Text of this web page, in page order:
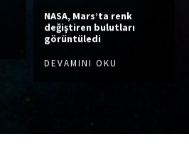
NASA, Mars’ta renk
değiştiren bulutları
görüntüledi
DEVAMINI OKU